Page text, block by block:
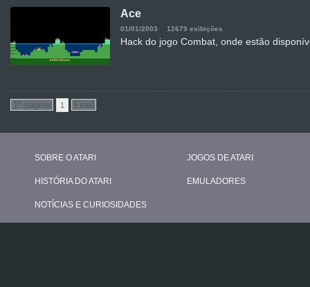
Ace
01/01/2003 12679 exibições
Hack do jogo Combat, onde estão
1
SOBRE O ATARI
HISTÓRIA DO ATARI
NOTÍCIAS E CURIOSIDADES
JOGOS DE ATARI
EMULADORES